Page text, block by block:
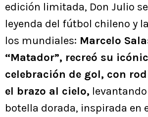
edición limitada, Don Julio
leyenda del fútbol chileno y
los mundiales: Marcelo
“Matador”, recreó su
celebración de gol, con
el brazo al cielo,
botella dorada, inspirada en